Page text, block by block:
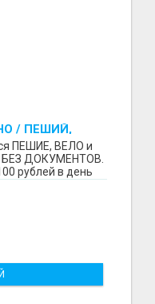
/ ПЕШИЙ,
/
ПЕШИЕ, ВЕЛО и
БЕЗ ДОКУМЕНТОВ.
рублей в день